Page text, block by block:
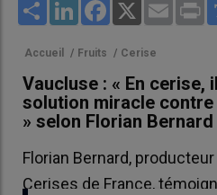
Share LinkedInFacebook
X Email
Accueil / Fruits / Cerise
Vaucluse : « En cerise,
solution miracle
» selon Florian Bernard
Florian Bernard,
Cerises de France,